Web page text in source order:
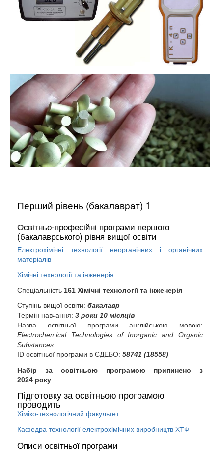
Перший рівень (бакалаврат) 1
Освітньо-професійні програми першого
(бакалаврського) рівня вищої освіти
Електрохімічні технології неорганічних і органічних
матеріалів
Хімічні технології та інженерія
Спеціальність 161 Хімічні технології та інженерія
Ступінь вищої освіти: бакалавр
Термін навчання: 3 роки 10 місяців
Назва освітньої програми англійською мовою:
Electrochemical Technologies of Inorganic and Organic
Substances
ID освітньої програми в ЄДЕБО: 58741 (18558)
Набір за освітньою програмою припинено з
2024 року
Підготовку за освітньою програмою
проводить
Хіміко-технологічний факультет
Кафедра технології електрохімічних виробництв ХТФ
Описи освітньої програми